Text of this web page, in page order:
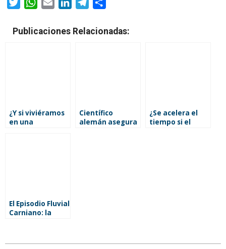
TwitterWhatsApp
Email LinkedInTelegram
Publicaciones Relacionadas:
¿Y si viviéramos
en una
Científico
alemán asegura
¿Se acelera el
tiempo si el
El Episodio Fluvial
Carniano: la